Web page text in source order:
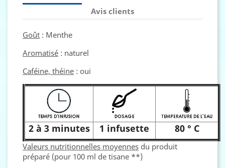
Avis clients
Goût : Menthe
Aromatisé : naturel
Caféine, théine : oui
2 à 3 minutes 1 infusette 80 ° C
Valeurs nutritionnelles moyennes du produit
préparé (pour 100 ml de tisane **)